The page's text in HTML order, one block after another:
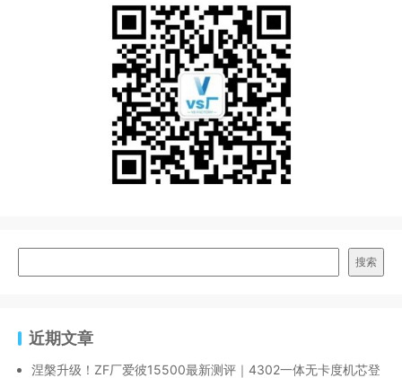
搜索
近期文章
涅槃升级！ZF厂爱彼15500最新测评｜4302一体无卡度机芯登